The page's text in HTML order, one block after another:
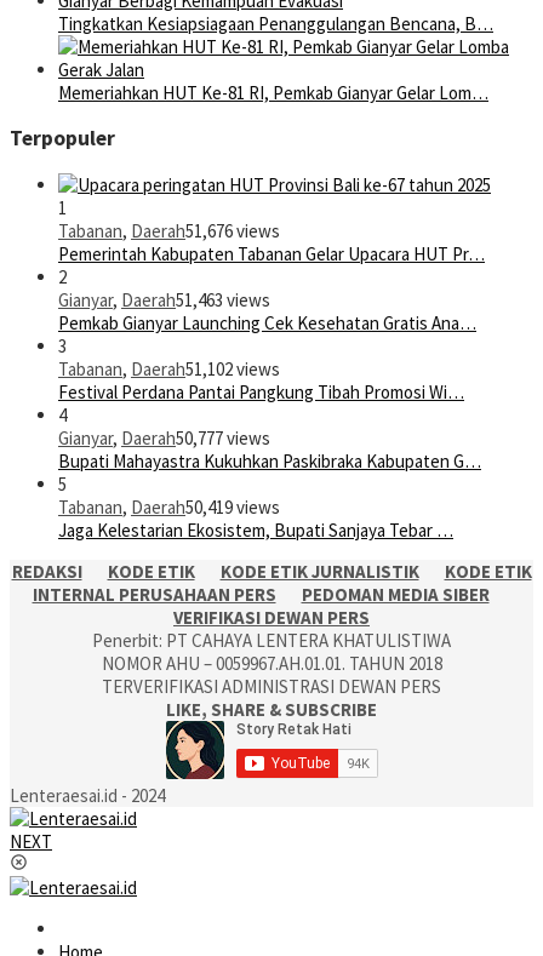
Tingkatkan Kesiapsiagaan Penanggulangan Bencana, B…
Memeriahkan HUT Ke-81 RI, Pemkab Gianyar Gelar Lom…
Terpopuler
1
Tabanan, Daerah51,676 views
Pemerintah Kabupaten Tabanan Gelar Upacara HUT Pr…
2
Gianyar, Daerah51,463 views
Pemkab Gianyar Launching Cek Kesehatan Gratis Ana…
3
Tabanan, Daerah51,102 views
Festival Perdana Pantai Pangkung Tibah Promosi Wi…
4
Gianyar, Daerah50,777 views
Bupati Mahayastra Kukuhkan Paskibraka Kabupaten G…
5
Tabanan, Daerah50,419 views
Jaga Kelestarian Ekosistem, Bupati Sanjaya Tebar …
REDAKSI
KODE ETIK KODE ETIK JURNALISTIK
KODE ETIK
INTERNAL PERUSAHAAN PERS
PEDOMAN MEDIA SIBER
VERIFIKASI DEWAN PERS
Penerbit: PT CAHAYA LENTERA KHATULISTIWA
NOMOR AHU – 0059967.AH.01.01. TAHUN 2018
TERVERIFIKASI ADMINISTRASI DEWAN PERS
LIKE, SHARE & SUBSCRIBE
Lenteraesai.id - 2024
NEXT